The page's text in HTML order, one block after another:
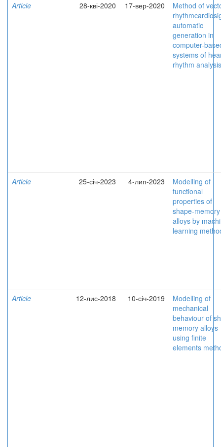
Article 28-кві-2020 17-вер-2020
Method of
automatic
generation in
computer-
systems of
rhythm analysis
Article 25-січ-2023 4-лип-2023
Modelling of
functional
properties of
shape-memory
alloys by
learning
Article 12-лис-2018 10-січ-2019
Modelling of
mechanical
behaviour of
memory alloys
using finite
elements